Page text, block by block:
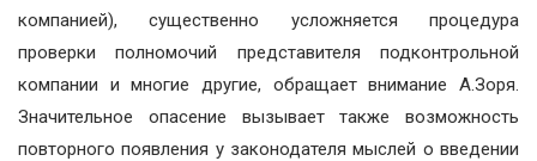
компанией), существенно усложняется процедура
проверки полномочий представителя подконтрольной
компании и многие другие, обращает внимание А.Зоря.
Значительное опасение вызывает также возможность
повторного появления у законодателя мыслей о введении